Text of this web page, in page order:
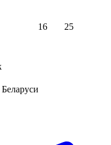
16 25